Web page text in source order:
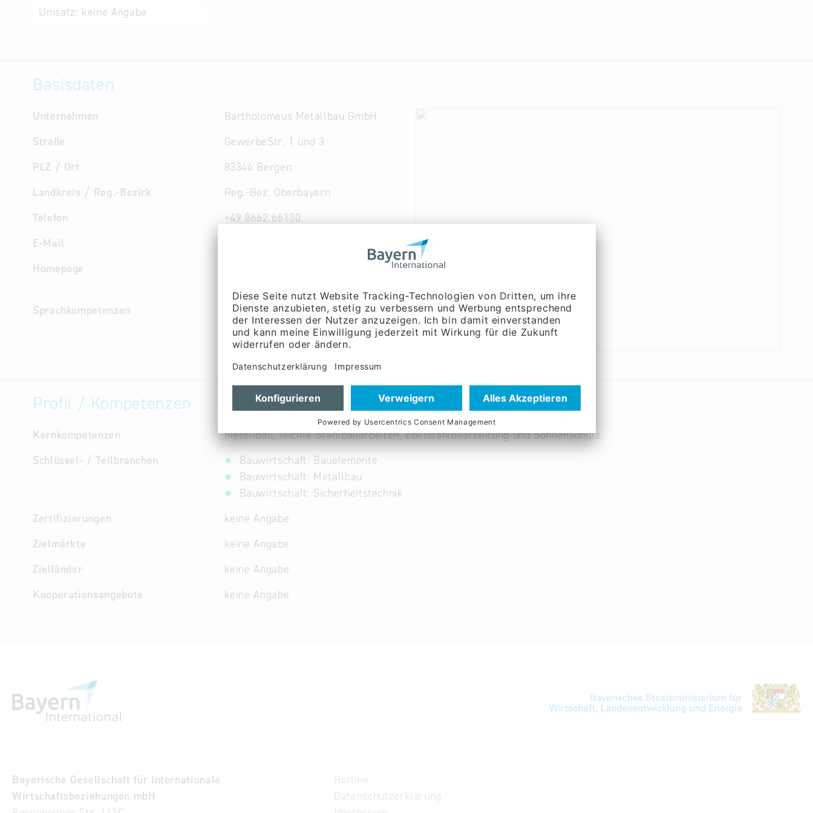
Umsatz: keine Angabe
Basisdaten
Unternehmen
Bartholomeus Metallbau GmbH
Straße
GewerbeStr. 1 und 3
PLZ / Ort
83346 Bergen
Landkreis / Reg.-Bezirk
Reg.-Bez. Oberbayern
Telefon
+49 8662 66130
E-Mail
Homepage
Sprachkompetenzen
Deutsch
Profil / Kompetenzen
Kernkompetenzen
Metallbau, leichte Stahlbauarbeiten, Edelstahlbearbeitung und Sonnenschutz
Schlüssel- / Teilbranchen
Bauwirtschaft: Bauelemente
Bauwirtschaft: Metallbau
Bauwirtschaft: Sicherheitstechnik
Zertifizierungen
keine Angabe
Zielmärkte
keine Angabe
Zielländer
keine Angabe
Kooperationsangebote
keine Angabe
Bayerische Gesellschaft für Internationale
Wirtschaftsbeziehungen mbH
Hotline
Datenschutzerklärung